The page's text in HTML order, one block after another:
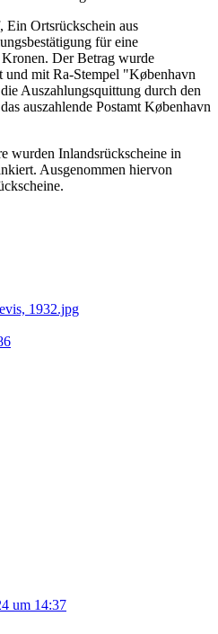
Ortsrückschein aus
für eine
Der Betrag wurde
und mit Ra-Stempel "København
Auszahlungsquittung durch den
auszahlende Postamt København
wurden Inlandsrückscheine in
Ausgenommen hiervon
1932.jpg
um 14:37